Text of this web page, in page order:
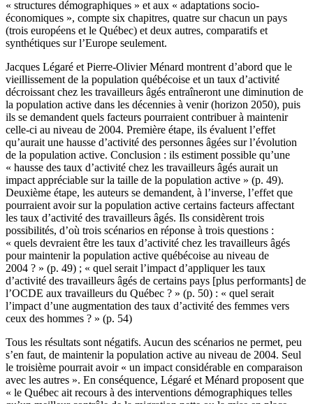
« structures démographiques » et aux « adaptations socio-
économiques », compte six chapitres, quatre sur chacun un pays
(trois européens et le Québec) et deux autres, comparatifs et
synthétiques sur l’Europe seulement.
Jacques Légaré et Pierre-Olivier Ménard montrent d’abord que le
vieillissement de la population québécoise et un taux d’activité
décroissant chez les travailleurs âgés entraîneront une diminution de
la population active dans les décennies à venir (horizon 2050), puis
ils se demandent quels facteurs pourraient contribuer à maintenir
celle-ci au niveau de 2004. Première étape, ils évaluent l’effet
qu’aurait une hausse d’activité des personnes âgées sur l’évolution
de la population active. Conclusion : ils estiment possible qu’une
« hausse des taux d’activité chez les travailleurs âgés aurait un
impact appréciable sur la taille de la population active » (p. 49).
Deuxième étape, les auteurs se demandent, à l’inverse, l’effet que
pourraient avoir sur la population active certains facteurs affectant
les taux d’activité des travailleurs âgés. Ils considèrent trois
possibilités, d’où trois scénarios en réponse à trois questions :
« quels devraient être les taux d’activité chez les travailleurs âgés
pour maintenir la population active québécoise au niveau de
2004 ? » (p. 49) ; « quel serait l’impact d’appliquer les taux
d’activité des travailleurs âgés de certains pays [plus performants] de
l’OCDE aux travailleurs du Québec ? » (p. 50) : « quel serait
l’impact d’une augmentation des taux d’activité des femmes vers
ceux des hommes ? » (p. 54)
Tous les résultats sont négatifs. Aucun des scénarios ne permet, peu
s’en faut, de maintenir la population active au niveau de 2004. Seul
le troisième pourrait avoir « un impact considérable en comparaison
avec les autres ». En conséquence, Légaré et Ménard proposent que
« le Québec ait recours à des interventions démographiques telles